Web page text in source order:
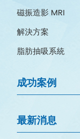
磁振造影 MRI
解決方案
脂肪抽吸系統
成功案例
最新消息